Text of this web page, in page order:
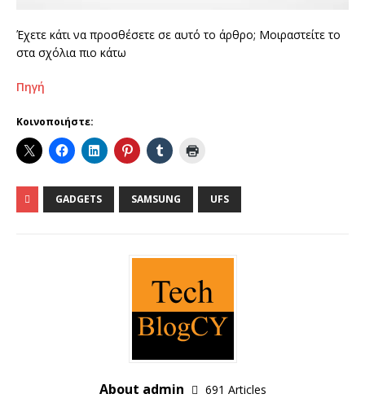
Έχετε κάτι να προσθέσετε σε αυτό το άρθρο; Μοιραστείτε το
στα σχόλια πιο κάτω
Πηγή
Κοινοποιήστε:
GADGETS SAMSUNG UFS
About admin
691 Articles